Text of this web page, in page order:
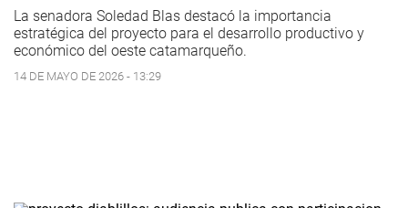
La senadora Soledad Blas destacó la importancia
estratégica del proyecto para el desarrollo productivo y
económico del oeste catamarqueño.
14 DE MAYO DE 2026 - 13:29